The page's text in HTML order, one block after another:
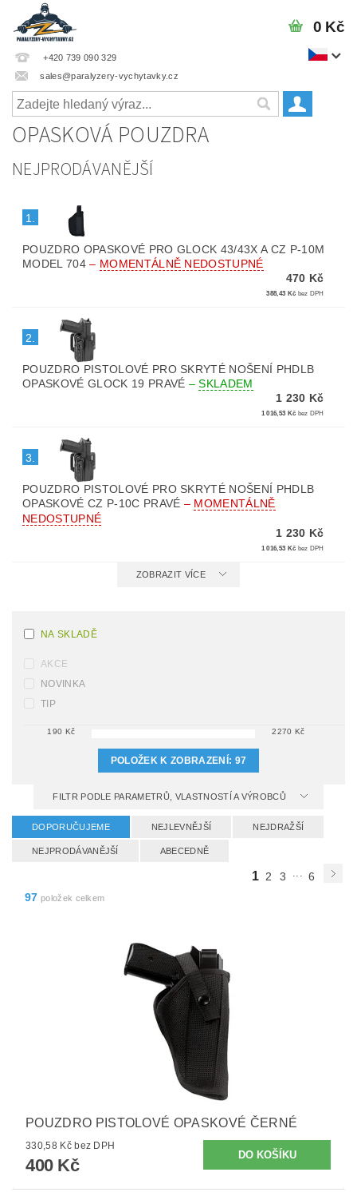
+420 739 090 329
sales@paralyzery-vychytavky.cz
0 Kč
OPASKOVÁ POUZDRA
NEJPRODÁVANĚJŠÍ
1.
POUZDRO OPASKOVÉ PRO GLOCK 43/43X A CZ P-10M
MODEL 704– MOMENTÁLNĚ NEDOSTUPNÉ
470 Kč
388,43 Kč bez DPH
2.
POUZDRO PISTOLOVÉ PRO SKRYTÉ NOŠENÍ PHDLB
OPASKOVÉ GLOCK 19 PRAVÉ –SKLADEM
1 230 Kč
1 016,53 Kč bez DPH
3.
POUZDRO PISTOLOVÉ PRO SKRYTÉ NOŠENÍ PHDLB
OPASKOVÉ CZ P-10C PRAVÉ – MOMENTÁLNĚ
NEDOSTUPNÉ
1 230 Kč
1 016,53 Kč bez DPH
ZOBRAZIT VÍCE
NA SKLADĚ
AKCE
NOVINKA
TIP
190 Kč 2270 Kč
POLOŽEK K ZOBRAZENÍ: 97
FILTR PODLE PARAMETRŮ, VLASTNOSTÍ A VÝROBCŮ
DOPORUČUJEME NEJLEVNĚJŠÍ NEJDRAŽŠÍ
NEJPRODÁVANĚJŠÍ ABECEDNĚ
1 2 3 ... 6
97 položek celkem
POUZDRO PISTOLOVÉ OPASKOVÉ ČERNÉ
330,58 Kč bez DPH
400 Kč